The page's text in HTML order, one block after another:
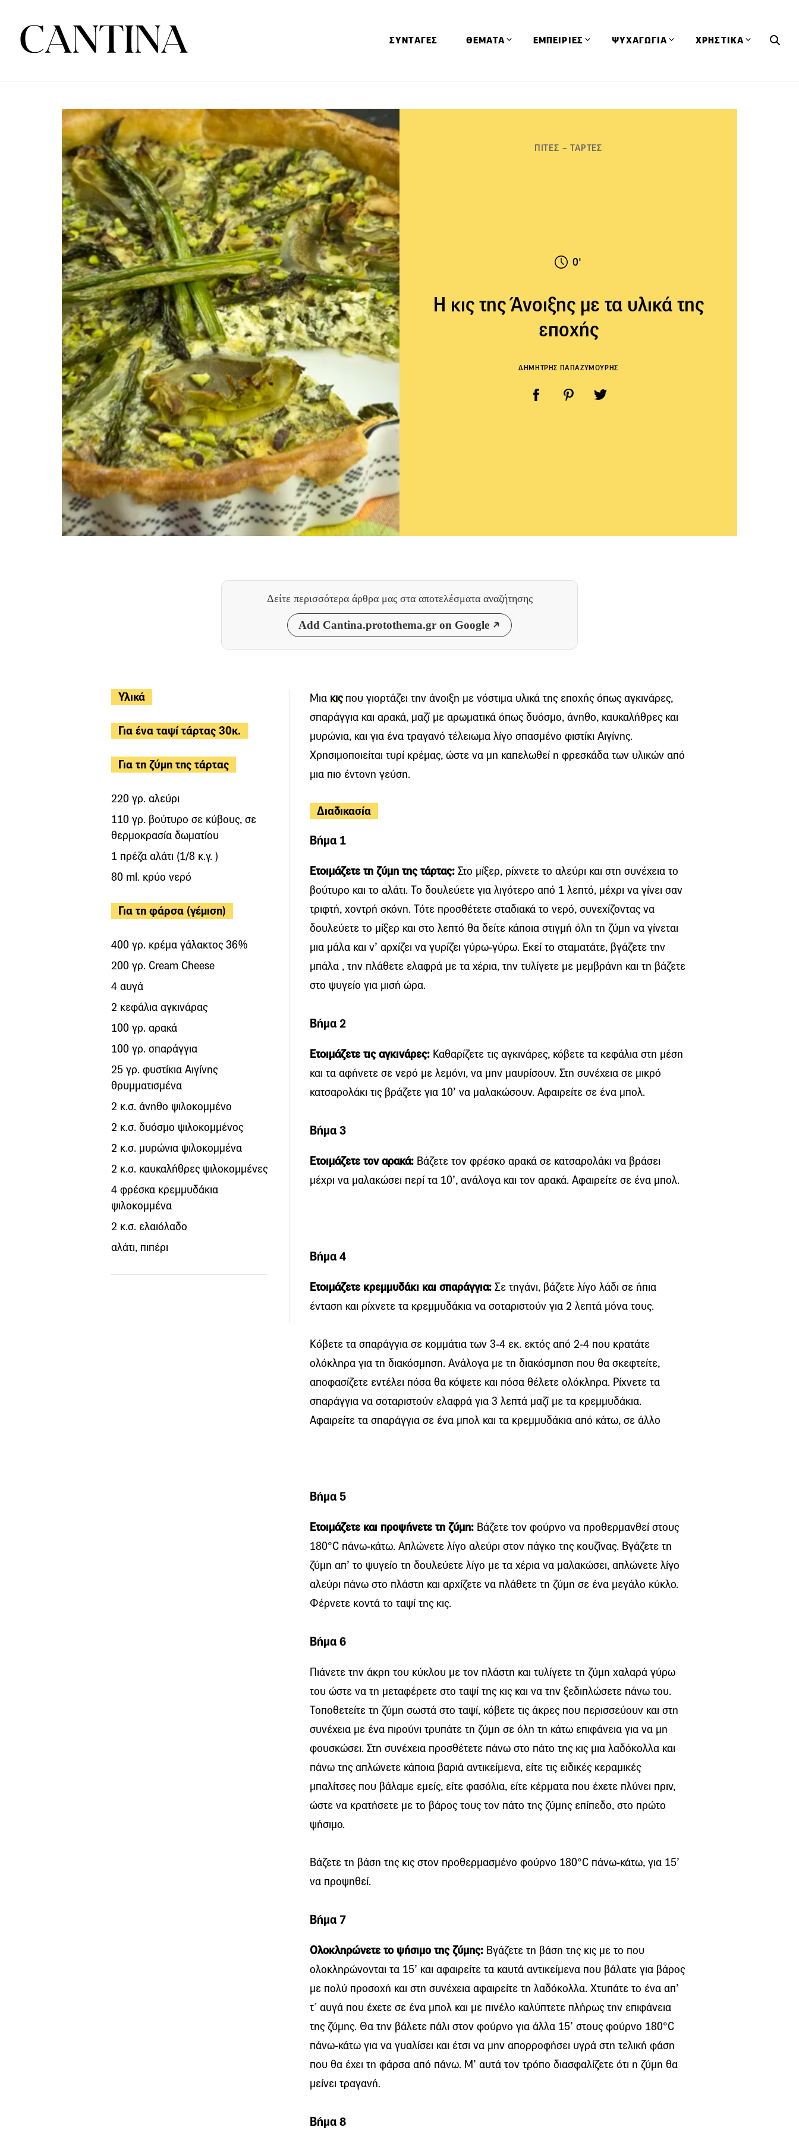
ΣΥΝΤΑΓΕΣ ΘΕΜΑΤΑ ΕΜΠΕΙΡΙΕΣ ΨΥΧΑΓΩΓΙΑ ΧΡΗΣΤΙΚΑ
ΠΙΤΕΣ – ΤΑΡΤΕΣ
0'
Η κις της Άνοιξης με τα υλικά της
εποχής
ΔΗΜΗΤΡΗΣ ΠΑΠΑΖΥΜΟΥΡΗΣ
Δείτε περισσότερα άρθρα μας στα αποτελέσματα αναζήτησης
Add Cantina.protothema.gr on Google
Υλικά
Για ένα ταψί τάρτας 30κ.
Για τη ζύμη της τάρτας
220 γρ. αλεύρι
110 γρ. βούτυρο σε κύβους, σε
θερμοκρασία δωματίου
1 πρέζα αλάτι (1/8 κ.γ. )
80 ml. κρύο νερό
Για τη φάρσα (γέμιση)
400 γρ. κρέμα γάλακτος 36%
200 γρ. Cream Cheese
4 αυγά
2 κεφάλια αγκινάρας
100 γρ. αρακά
100 γρ. σπαράγγια
25 γρ. φυστίκια Αιγίνης
θρυμματισμένα
2 κ.σ. άνηθο ψιλοκομμένο
2 κ.σ. δυόσμο ψιλοκομμένος
2 κ.σ. μυρώνια ψιλοκομμένα
2 κ.σ. καυκαλήθρες ψιλοκομμένες
4 φρέσκα κρεμμυδάκια
ψιλοκομμένα
2 κ.σ. ελαιόλαδο
αλάτι, πιπέρι
Μια κιςπου γιορτάζει την άνοιξη με νόστιμα υλικά της εποχής όπως αγκινάρες,
σπαράγγια και αρακά, μαζί με αρωματικά όπως δυόσμο, άνηθο, καυκαλήθρες και
μυρώνια, και για ένα τραγανό τέλειωμα λίγο σπασμένο φιστίκι Αιγίνης.
Χρησιμοποιείται τυρί κρέμας, ώστε να μη καπελωθεί η φρεσκάδα των υλικών από
μια πιο έντονη γεύση.
Διαδικασία
Βήμα 1
Ετοιμάζετε τη ζύμη της τάρτας: Στο μίξερ, ρίχνετε το αλεύρι και στη συνέχεια το
βούτυρο και το αλάτι. Το δουλεύετε για λιγότερο από 1 λεπτό, μέχρι να γίνει σαν
τριφτή, χοντρή σκόνη. Τότε προσθέτετε σταδιακά το νερό, συνεχίζοντας να
δουλεύετε το μίξερ και στο λεπτό θα δείτε κάποια στιγμή όλη τη ζύμη να γίνεται
μια μάλα και ν’ αρχίζει να γυρίζει γύρω-γύρω. Εκεί το σταματάτε, βγάζετε την
μπάλα , την πλάθετε ελαφρά με τα χέρια, την τυλίγετε με μεμβράνη και τη βάζετε
στο ψυγείο για μισή ώρα.
Βήμα 2
Ετοιμάζετε τις αγκινάρες: Καθαρίζετε τις αγκινάρες, κόβετε τα κεφάλια στη μέση
και τα αφήνετε σε νερό με λεμόνι, να μην μαυρίσουν. Στη συνέχεια σε μικρό
κατσαρολάκι τις βράζετε για 10’ να μαλακώσουν. Αφαιρείτε σε ένα μπολ.
Βήμα 3
Ετοιμάζετε τον αρακά: Βάζετε τον φρέσκο αρακά σε κατσαρολάκι να βράσει
μέχρι να μαλακώσει περί τα 10’, ανάλογα και τον αρακά. Αφαιρείτε σε ένα μπολ.
Βήμα 4
Ετοιμάζετε κρεμμυδάκι και σπαράγγια: Σε τηγάνι, βάζετε λίγο λάδι σε ήπια
ένταση και ρίχνετε τα κρεμμυδάκια να σοταριστούν για 2 λεπτά μόνα τους.
Κόβετε τα σπαράγγια σε κομμάτια των 3-4 εκ. εκτός από 2-4 που κρατάτε
ολόκληρα για τη διακόσμηση. Ανάλογα με τη διακόσμηση που θα σκεφτείτε,
αποφασίζετε εντέλει πόσα θα κόψετε και πόσα θέλετε ολόκληρα. Ρίχνετε τα
σπαράγγια να σοταριστούν ελαφρά για 3 λεπτά μαζί με τα κρεμμυδάκια.
Αφαιρείτε τα σπαράγγια σε ένα μπολ και τα κρεμμυδάκια από κάτω, σε άλλο
Βήμα 5
Ετοιμάζετε και προψήνετε τη ζύμη: Βάζετε τον φούρνο να προθερμανθεί στους
180°C πάνω-κάτω. Απλώνετε λίγο αλεύρι στον πάγκο της κουζίνας. Βγάζετε τη
ζύμη απ’ το ψυγείο τη δουλεύετε λίγο με τα χέρια να μαλακώσει, απλώνετε λίγο
αλεύρι πάνω στο πλάστη και αρχίζετε να πλάθετε τη ζύμη σε ένα μεγάλο κύκλο.
Φέρνετε κοντά το ταψί της κις.
Βήμα 6
Πιάνετε την άκρη του κύκλου με τον πλάστη και τυλίγετε τη ζύμη χαλαρά γύρω
του ώστε να τη μεταφέρετε στο ταψί της κις και να την ξεδιπλώσετε πάνω του.
Τοποθετείτε τη ζύμη σωστά στο ταψί, κόβετε τις άκρες που περισσεύουν και στη
συνέχεια με ένα πιρούνι τρυπάτε τη ζύμη σε όλη τη κάτω επιφάνεια για να μη
φουσκώσει. Στη συνέχεια προσθέτετε πάνω στο πάτο της κις μια λαδόκολλα και
πάνω της απλώνετε κάποια βαριά αντικείμενα, είτε τις ειδικές κεραμικές
μπαλίτσες που βάλαμε εμείς, είτε φασόλια, είτε κέρματα που έχετε πλύνει πριν,
ώστε να κρατήσετε με το βάρος τους τον πάτο της ζύμης επίπεδο, στο πρώτο
ψήσιμο.
Βάζετε τη βάση της κις στον προθερμασμένο φούρνο 180°C πάνω-κάτω, για 15’
να προψηθεί.
Βήμα 7
Ολοκληρώνετε το ψήσιμο της ζύμης: Βγάζετε τη βάση της κις με το που
ολοκληρώνονται τα 15’ και αφαιρείτε τα καυτά αντικείμενα που βάλατε για βάρος
με πολύ προσοχή και στη συνέχεια αφαιρείτε τη λαδόκολλα. Χτυπάτε το ένα απ’
τ΄ αυγά που έχετε σε ένα μπολ και με πινέλο καλύπτετε πλήρως την επιφάνεια
της ζύμης. Θα την βάλετε πάλι στον φούρνο για άλλα 15’ στους φούρνο 180°C
πάνω-κάτω για να γυαλίσει και έτσι να μην απορροφήσει υγρά στη τελική φάση
που θα έχει τη φάρσα από πάνω. Μ’ αυτά τον τρόπο διασφαλίζετε ότι η ζύμη θα
μείνει τραγανή.
Βήμα 8